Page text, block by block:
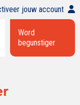
jouw account
Word
begunstiger